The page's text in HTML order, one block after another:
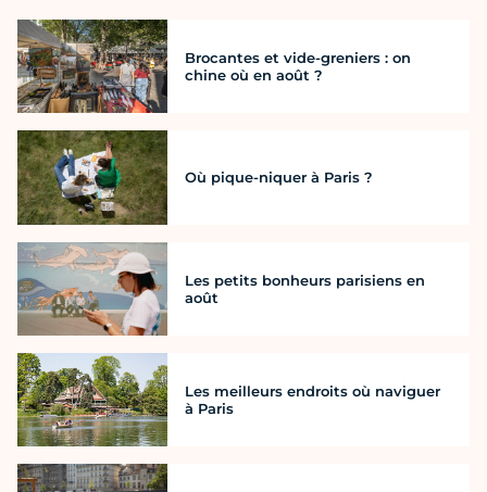
Brocantes et vide-greniers : on
chine où en août ?
Où pique-niquer à Paris ?
Les petits bonheurs parisiens en
août
Les meilleurs endroits où naviguer
à Paris